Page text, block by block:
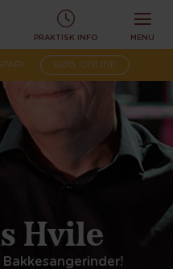
Hvile
PRAKTISK INFO MENU
KØB ONLINE